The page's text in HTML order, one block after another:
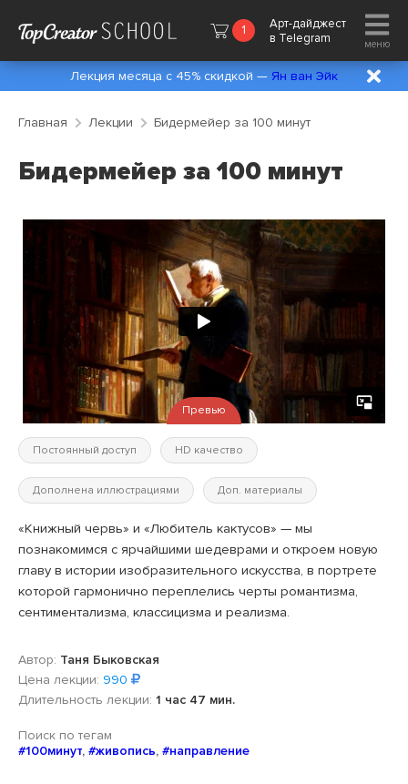
1
Арт-дайджест
в Telegram меню
Лекция месяца с 45% скидкой — Ян ван Эйк
Главная Лекции Бидермейер за 100 минут
Бидермейер за 100 минут
Превью
Постоянный доступ HD качество
Дополнена иллюстрациями Доп. материалы
«Книжный червь» и «Любитель кактусов» — мы
познакомимся с ярчайшими шедеврами и откроем новую
главу в истории изобразительного искусства, в портрете
которой гармонично переплелись черты романтизма,
сентиментализма, классицизма и реализма.
Автор: Таня Быковская
Цена лекции: 990
Длительность лекции: 1 час 47 мин.
Поиск по тегам
#100минут, #живопись, #направление